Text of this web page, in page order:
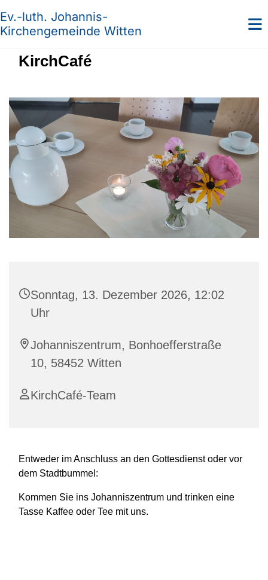
Ev.-luth. Johannis-
Kirchengemeinde Witten
KirchCafé
Sonntag, 13. Dezember 2026, 12:02
Uhr
Johanniszentrum, Bonhoefferstraße
10, 58452 Witten
KirchCafé-Team
Entweder im Anschluss an den Gottesdienst oder vor
dem Stadtbummel:
Kommen Sie ins Johanniszentrum und trinken eine
Tasse Kaffee oder Tee mit uns.